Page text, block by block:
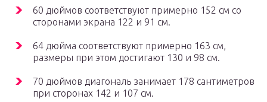
60 дюймов соответствуют примерно 152 см со
сторонами экрана 122 и 91 см.
64 дюйма соответствуют примерно 163 см,
размеры при этом достигают 130 и 98 см.
70 дюймов диагональ занимает 178 сантиметров
при сторонах 142 и 107 см.